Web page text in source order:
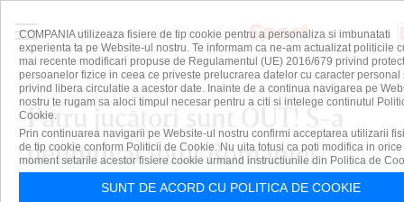
Patru jucători sunt OUT! S-a
definitivat lotul României
pentru marele meci cu Turcia
COMPANIA utilizeaza fisiere de tip cookie pentru a personaliza si imbunatati
experienta ta pe Website-ul nostru. Te informam ca ne-am actualizat politicile
mai recente modificari propuse de Regulamentul (UE) 2016/679 privind
persoanelor fizice in ceea ce priveste prelucrarea datelor cu caracter personal
privind libera circulatie a acestor date. Inainte de a continua navigarea pe
nostru te rugam sa aloci timpul necesar pentru a citi si intelege continutul
Cookie.
Prin continuarea navigarii pe Website-ul nostru confirmi acceptarea utilizarii
de tip cookie conform Politicii de Cookie. Nu uita totusi ca poti modifica in orice
moment setarile acestor fisiere cookie urmand instructiunile din Politica de
SUNT DE ACORD CU POLITICA DE COOKIE